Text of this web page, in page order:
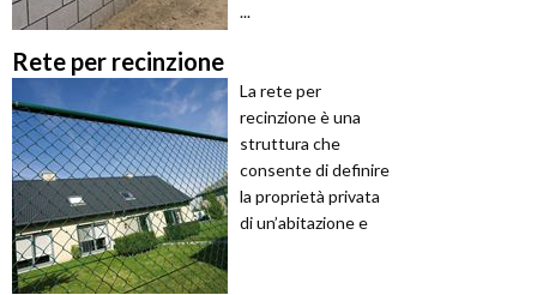
...
Rete per recinzione
La rete per
recinzione è una
struttura che
consente di definire
la proprietà privata
di un’abitazione e